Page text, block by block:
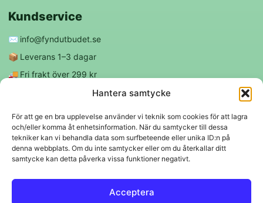
Hantera samtycke
För att ge en bra upplevelse använder vi teknik som cookies för att lagra
och/eller komma åt enhetsinformation. När du samtycker till dessa
tekniker kan vi behandla data som surfbeteende eller unika ID:n på
denna webbplats. Om du inte samtycker eller om du återkallar ditt
samtycke kan detta påverka vissa funktioner negativt.
Acceptera
Kundservice
✉️ info@fyndutbudet.se
📦 Leverans 1–3 dagar
🚚 Fri frakt över 299 kr
Följ oss
f ◎